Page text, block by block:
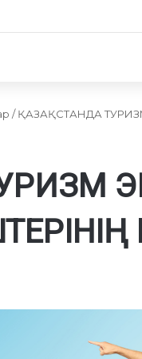
/ ҚАЗАҚСТАНДА